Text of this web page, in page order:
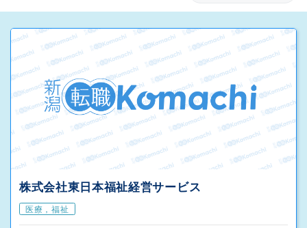
株式会社東日本福祉経営サービス
医療，福祉